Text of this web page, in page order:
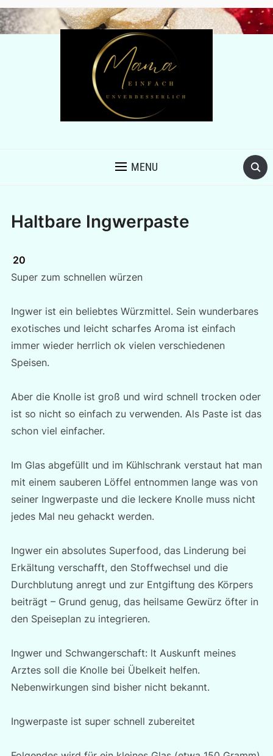
MENU
Haltbare Ingwerpaste
20
Super zum schnellen würzen
Ingwer ist ein beliebtes Würzmittel. Sein wunderbares
exotisches und leicht scharfes Aroma ist einfach
immer wieder herrlich ok vielen verschiedenen
Speisen.
Aber die Knolle ist groß und wird schnell trocken oder
ist so nicht so einfach zu verwenden. Als Paste ist das
schon viel einfacher.
Im Glas abgefüllt und im Kühlschrank verstaut hat man
mit einem sauberen Löffel entnommen lange was von
seiner Ingwerpaste und die leckere Knolle muss nicht
jedes Mal neu gehackt werden.
Ingwer ein absolutes Superfood, das Linderung bei
Erkältung verschafft, den Stoffwechsel und die
Durchblutung anregt und zur Entgiftung des Körpers
beiträgt – Grund genug, das heilsame Gewürz öfter in
den Speiseplan zu integrieren.
Ingwer und Schwangerschaft: lt Auskunft meines
Arztes soll die Knolle bei Übelkeit helfen.
Nebenwirkungen sind bisher nicht bekannt.
Ingwerpaste ist super schnell zubereitet